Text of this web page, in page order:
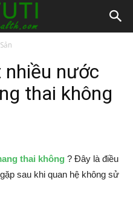
nước
thai không
thai không ? Đây là điều
sau khi quan hệ không sử